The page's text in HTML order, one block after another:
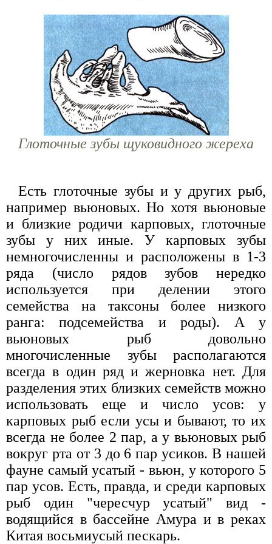
Глоточные зубы щуковидного жереха
Есть глоточные зубы и у других рыб,
например вьюновых. Но хотя вьюновые
и близкие родичи карповых, глоточные
зубы у них иные. У карповых зубы
немногочисленны и расположены в 1-3
ряда (число рядов зубов нередко
используется при делении этого
семейства на таксоны более низкого
ранга: подсемейства и роды). А у
вьюновых рыб довольно
многочисленные зубы располагаются
всегда в один ряд и жерновка нет. Для
разделения этих близких семейств можно
использовать еще и число усов: у
карповых рыб если усы и бывают, то их
всегда не более 2 пар, а у вьюновых рыб
вокруг рта от 3 до 6 пар усиков. В нашей
фауне самый усатый - вьюн, у которого 5
пар усов. Есть, правда, и среди карповых
рыб один "чересчур усатый" вид -
водящийся в бассейне Амура и в реках
Китая восьмиусый пескарь.